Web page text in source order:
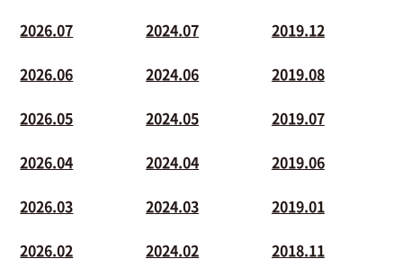
2026.07
2026.06
2026.05
2026.04
2026.03
2026.02
2024.07
2024.06
2024.05
2024.04
2024.03
2024.02
2019.12
2019.08
2019.07
2019.06
2019.01
2018.11